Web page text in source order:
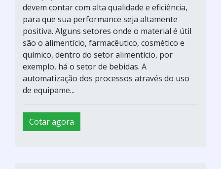
devem contar com alta qualidade e eficiência,
para que sua performance seja altamente
positiva. Alguns setores onde o material é útil
são o alimentício, farmacêutico, cosmético e
químico, dentro do setor alimentício, por
exemplo, há o setor de bebidas. A
automatização dos processos através do uso
de equipame...
Cotar agora